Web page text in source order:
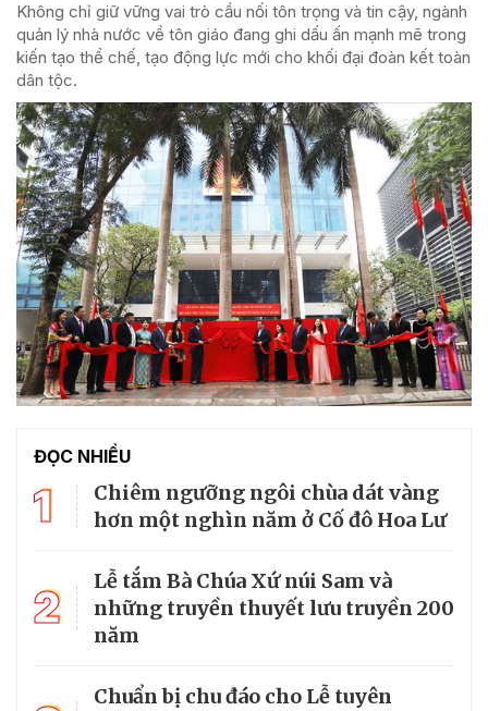
Không chỉ giữ vững vai trò cầu nối tôn trọng và tin cậy, ngành
quản lý nhà nước về tôn giáo đang ghi dấu ấn mạnh mẽ trong
kiến tạo thể chế, tạo động lực mới cho khối đại đoàn kết toàn
dân tộc.
ĐỌC NHIỀU
1
Chiêm ngưỡng ngôi chùa dát vàng
hơn một nghìn năm ở Cố đô Hoa Lư
2
Lễ tắm Bà Chúa Xứ núi Sam và
những truyền thuyết lưu truyền 200
năm
Chuẩn bị chu đáo cho Lễ tuyên